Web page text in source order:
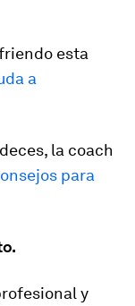
esta
a
la coach
para
y